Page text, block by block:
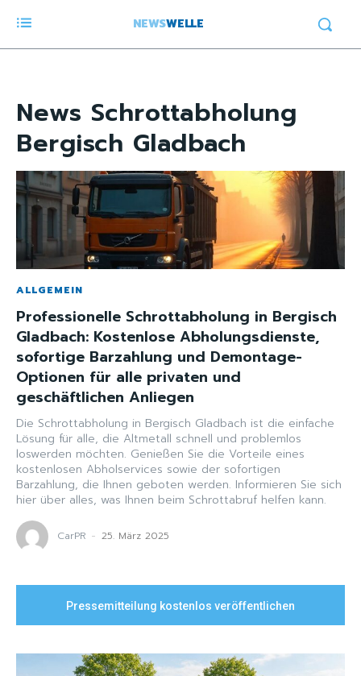
NEWSWELLE
News Schrottabholung
Bergisch Gladbach
ALLGEMEIN
Professionelle Schrottabholung in Bergisch
Gladbach: Kostenlose Abholungsdienste,
sofortige Barzahlung und Demontage-
Optionen für alle privaten und
geschäftlichen Anliegen
Die Schrottabholung in Bergisch Gladbach ist die einfache
Lösung für alle, die Altmetall schnell und problemlos
loswerden möchten. Genießen Sie die Vorteile eines
kostenlosen Abholservices sowie der sofortigen
Barzahlung, die Ihnen geboten werden. Informieren Sie sich
hier über alles, was Ihnen beim Schrottabruf helfen kann.
CarPR - 25. März 2025
Pressemitteilung kostenlos veröffentlichen